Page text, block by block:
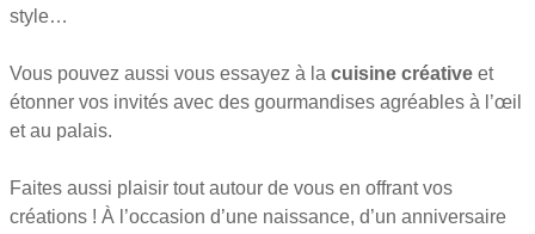
style…
Vous pouvez aussi vous essayez à la cuisine créative et
étonner vos invités avec des gourmandises agréables à l’œil
et au palais.
Faites aussi plaisir tout autour de vous en offrant vos
créations ! À l’occasion d’une naissance, d’un anniversaire